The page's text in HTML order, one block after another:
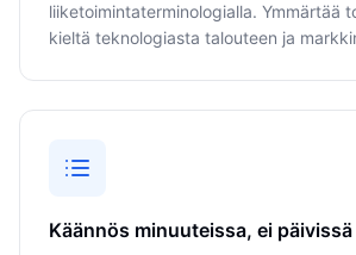
liiketoimintaterminologialla. Ymmärtää
kieltä teknologiasta talouteen ja
Käännös minuuteissa, ei päivissä